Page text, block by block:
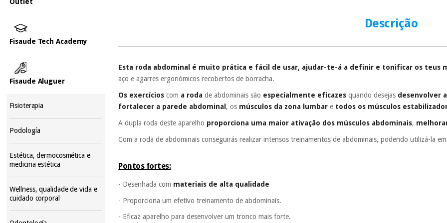
Fisaude Tech Academy
Fisaude Aluguer
Fisioterapia
Podología
Estética, dermocosmética e
medicina estética
Wellness, qualidade de vida e
cuidado corporal
É gratuito para
prestações
sem
incomodaremos
Descrição
Esta roda abdominal é muito prática e fácil de usar, ajudar-te-á a definir e tonificar os teus
aço e agarres ergonómicos recobertos de borracha.
Os exercícios com a rodade abdominais são especialmente eficazes quando desejas desenvolver
fortalecer a parede abdominal , os músculos da zona lumbar e todos os músculos
A dupla roda deste aparelho proporciona uma maior ativação dos músculos abdominais,
Com a roda de abdominais conseguirás realizar intensos treinamentos de abdominais, podendo utilizá-la
Pontos fortes:
- Desenhada com materiais de alta qualidade
- Proporciona um efetivo treinamento de abdominais.
- Eficaz aparelho para desenvolver um tronco mais forte.